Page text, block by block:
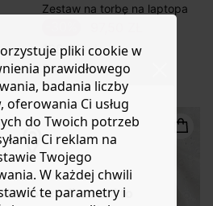
to be redirected to
Zestaw na torbę na laptopa
139,90 zł
2 kolory
pliki cookie w
prawidłowego
badania liczby
oferowania Ci usług
do Twoich potrzeb
Ci reklam na
Twojego
W każdej chwili
te parametry i